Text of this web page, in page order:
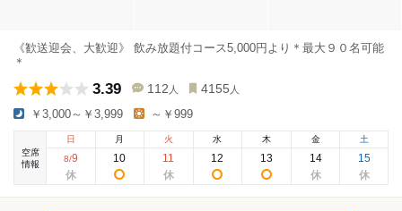
《歓送迎会、大歓迎》 飲み放題付コース5,000円より＊最大９０名可能
＊
3.39 112 人 4155 人
￥3,000～￥3,999 ～￥999
空席
情報
日
8/9
月
10
火
11
水
12
木
13
金
14
土
15